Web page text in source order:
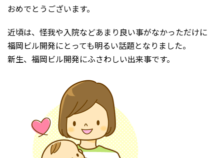
おめでとうございます。
近頃は、怪我や入院などあまり良い事がなかっただけに
福岡ビル開発にとっても明るい話題となりました。
新生、福岡ビル開発にふさわしい出来事です。